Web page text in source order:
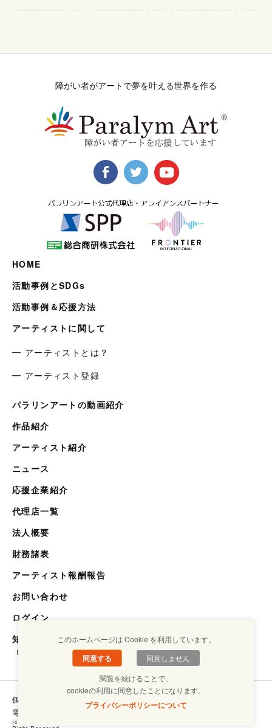
障がい者がアートで夢を叶える世界を作る
HOME
活動事例とSDGs
活動事例＆応援方法
アーティストに関して
━ アーティストとは？
━ アーティスト登録
パラリンアートの動画紹介
作品紹介
アーティスト紹介
ニュース
応援企業紹介
代理店一覧
法人概要
財務諸表
アーティスト報酬報告
お問い合わせ
ログイン
知らない世界を知るメディア
「キクエスト」
個人情報保護方針
コンプライアンスについて
電子ブックラボ
(c) Copyright SHOUGAISHA JIRITSU SUISHIN KIKOU ASSOCIATION. ALL
このホームページは Cookie を利用しています。
同意する
同意しません
閲覧を続けることで、
cookieの利用に同意したことになります。
プライバシーポリシーについて